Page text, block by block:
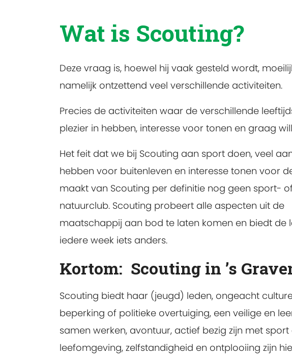
Wat is Scouting?
Deze vraag is, hoewel hij vaak gesteld wordt,
namelijk ontzettend veel verschillende activiteiten.
Precies de activiteiten waar de verschillende
plezier in hebben, interesse voor tonen en graag
Het feit dat we bij Scouting aan sport doen, veel
hebben voor buitenleven en interesse tonen voor
maakt van Scouting per definitie nog geen sport-
natuurclub. Scouting probeert alle aspecten uit de
maatschappij aan bod te laten komen en biedt de
iedere week iets anders.
Kortom: Scouting in ’s
Scouting biedt haar (jeugd) leden, ongeacht
beperking of politieke overtuiging, een veilige en
samen werken, avontuur, actief bezig zijn met
leefomgeving, zelfstandigheid en ontplooiing zijn